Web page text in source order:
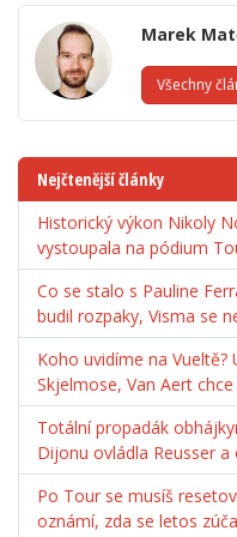
Marek
Všechny
Nejčtenější články
Historický výkon Nikoly
vystoupala na pódium
Co se stalo s Pauline
budil rozpaky, Visma se
Koho uvidíme na Vueltě?
Skjelmose, Van Aert
Totální propadák
Dijonu ovládla Reusser
Po Tour se musíš
oznámí, zda se letos